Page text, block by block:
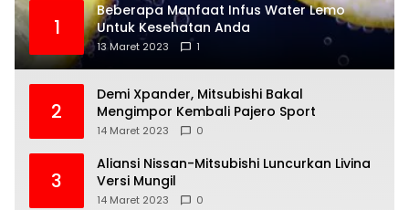
1
Beberapa Manfaat Infus Water Lemo
Untuk Kesehatan Anda
13 Maret 2023 1
2
Demi Xpander, Mitsubishi Bakal
Mengimpor Kembali Pajero Sport
14 Maret 2023 0
3
Aliansi Nissan-Mitsubishi Luncurkan Livina
Versi Mungil
14 Maret 2023 0